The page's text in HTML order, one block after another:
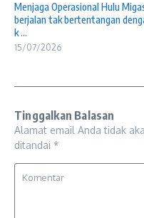
Menjaga Operasional Hulu
berjalan tak bertentangan
k ...
15/07/2026
Tinggalkan Balasan
Alamat email Anda tidak
ditandai *